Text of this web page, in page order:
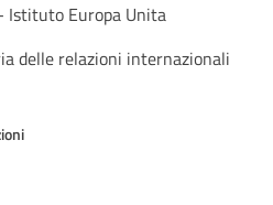
Istituto Europa Unita
delle relazioni internazionali